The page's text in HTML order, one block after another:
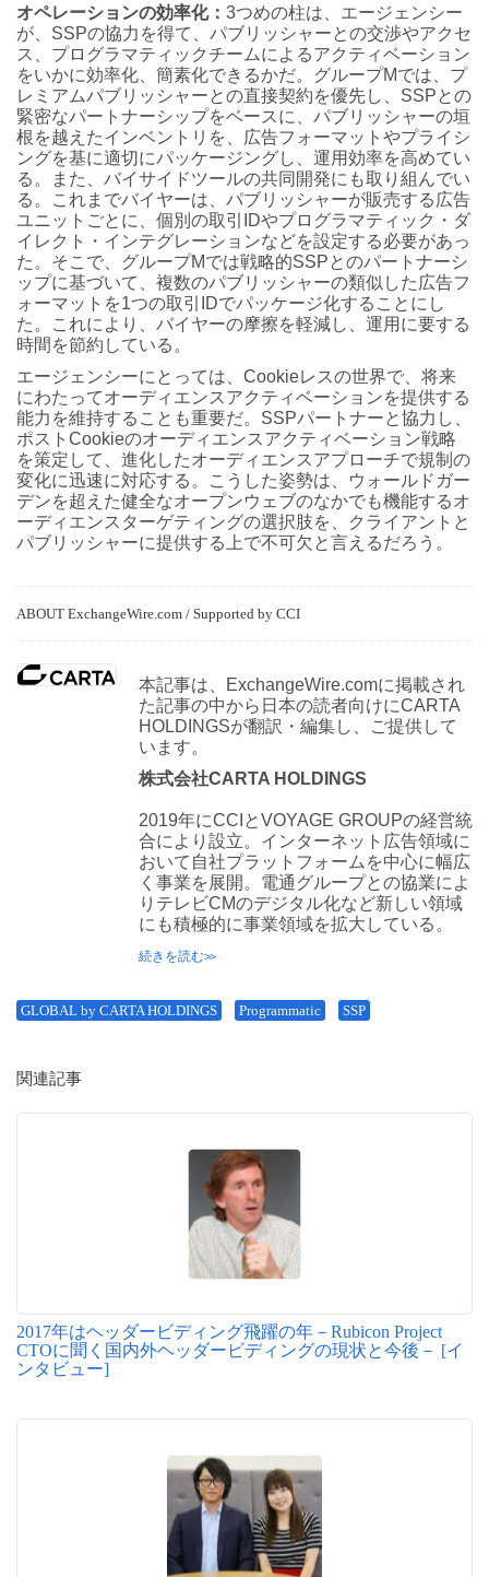
オペレーションの効率化： 3つめの柱は、エージェンシー
が、SSPの協力を得て、パブリッシャーとの交渉やアクセ
ス、プログラマティックチームによるアクティベーション
をいかに効率化、簡素化できるかだ。グループMでは、プ
レミアムパブリッシャーとの直接契約を優先し、SSPとの
緊密なパートナーシップをベースに、パブリッシャーの垣
根を越えたインベントリを、広告フォーマットやプライシ
ングを基に適切にパッケージングし、運用効率を高めてい
る。また、バイサイドツールの共同開発にも取り組んでい
る。これまでバイヤーは、パブリッシャーが販売する広告
ユニットごとに、個別の取引IDやプログラマティック・ダ
イレクト・インテグレーションなどを設定する必要があっ
た。そこで、グループMでは戦略的SSPとのパートナーシ
ップに基づいて、複数のパブリッシャーの類似した広告フ
ォーマットを1つの取引IDでパッケージ化することにし
た。これにより、バイヤーの摩擦を軽減し、運用に要する
時間を節約している。
エージェンシーにとっては、Cookieレスの世界で、将来
にわたってオーディエンスアクティベーションを提供する
能力を維持することも重要だ。SSPパートナーと協力し、
ポストCookieのオーディエンスアクティベーション戦略
を策定して、進化したオーディエンスアプローチで規制の
変化に迅速に対応する。こうした姿勢は、ウォールドガー
デンを超えた健全なオープンウェブのなかでも機能するオ
ーディエンスターゲティングの選択肢を、クライアントと
パブリッシャーに提供する上で不可欠と言えるだろう。
ABOUT ExchangeWire.com / Supported by CCI
本記事は、ExchangeWire.comに掲載され
た記事の中から日本の読者向けにCARTA
HOLDINGSが翻訳・編集し、ご提供して
います。
株式会社CARTA HOLDINGS
2019年にCCIとVOYAGE GROUPの経営統
合により設立。インターネット広告領域に
おいて自社プラットフォームを中心に幅広
く事業を展開。電通グループとの協業によ
りテレビCMのデジタル化など新しい領域
にも積極的に事業領域を拡大している。
続きを読む
GLOBAL by CARTA HOLDINGS Programmatic SSP
関連記事
2017年はヘッダービディング飛躍の年－Rubicon Project
CTOに聞く国内外ヘッダービディングの現状と今後－ [イ
ンタビュー]